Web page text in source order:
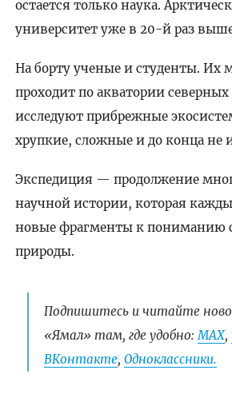
остается только наука.
университет уже в 20-й раз
На борту ученые и студенты. Их
проходит по акватории
исследуют прибрежные
хрупкие, сложные и до конца не
Экспедиция — продолжение
научной истории, которая
новые фрагменты к пониманию
природы.
Подпишитесь и читайте
«Ямал» там, где удобно:МАХ,
ВКонтакте, Одноклассники.